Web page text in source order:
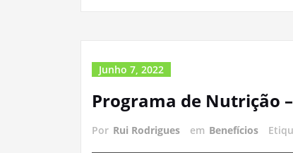
Junho 7, 2022
Programa de Nutrição
Por Rui Rodrigues em Benefícios